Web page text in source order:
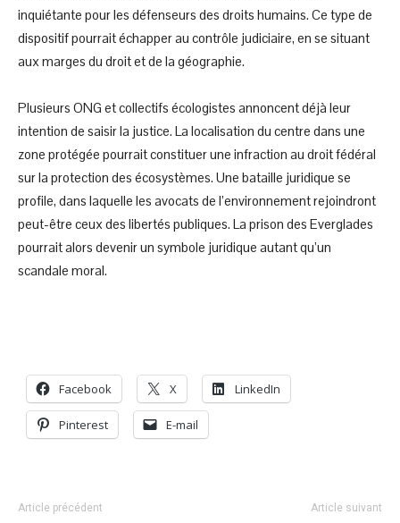
inquiétante pour les défenseurs des droits humains. Ce type de
dispositif pourrait échapper au contrôle judiciaire, en se situant
aux marges du droit et de la géographie.
Plusieurs ONG et collectifs écologistes annoncent déjà leur
intention de saisir la justice. La localisation du centre dans une
zone protégée pourrait constituer une infraction au droit fédéral
sur la protection des écosystèmes. Une bataille juridique se
profile, dans laquelle les avocats de l’environnement rejoindront
peut-être ceux des libertés publiques. La prison des Everglades
pourrait alors devenir un symbole juridique autant qu’un
scandale moral.
Facebook X LinkedIn
Pinterest E-mail
Article précédent Article suivant